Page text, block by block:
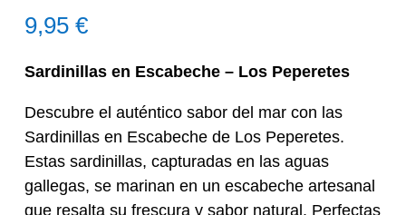
9,95€
Sardinillas en Escabeche – Los Peperetes
Descubre el auténtico sabor del mar con las
Sardinillas en Escabeche de Los Peperetes.
Estas sardinillas, capturadas en las aguas
gallegas, se marinan en un escabeche artesanal
que resalta su frescura y sabor natural. Perfectas